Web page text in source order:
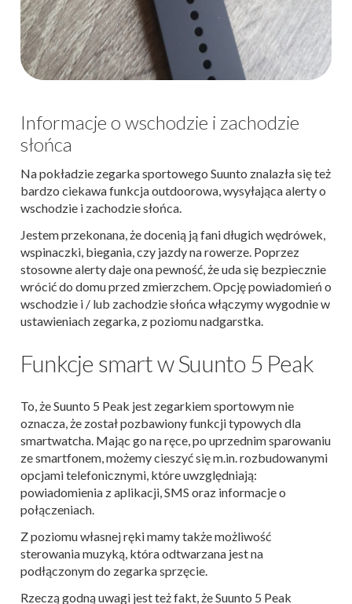
Informacje o wschodzie i zachodzie
słońca
Na pokładzie zegarka sportowego Suunto znalazła się też
bardzo ciekawa funkcja outdoorowa, wysyłająca alerty o
wschodzie i zachodzie słońca.
Jestem przekonana, że docenią ją fani długich wędrówek,
wspinaczki, biegania, czy jazdy na rowerze. Poprzez
stosowne alerty daje ona pewność, że uda się bezpiecznie
wrócić do domu przed zmierzchem. Opcję powiadomień o
wschodzie i / lub zachodzie słońca włączymy wygodnie w
ustawieniach zegarka, z poziomu nadgarstka.
Funkcje smart w Suunto 5 Peak
To, że Suunto 5 Peak jest zegarkiem sportowym nie
oznacza, że został pozbawiony funkcji typowych dla
smartwatcha. Mając go na ręce, po uprzednim sparowaniu
ze smartfonem, możemy cieszyć się m.in. rozbudowanymi
opcjami telefonicznymi, które uwzględniają:
powiadomienia z aplikacji, SMS oraz informacje o
połączeniach.
Z poziomu własnej ręki mamy także możliwość
sterowania muzyką, która odtwarzana jest na
podłączonym do zegarka sprzęcie.
Rzeczą godną uwagi jest też fakt, że Suunto 5 Peak